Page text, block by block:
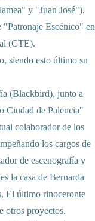
y "Juan José").
"Patronaje Escénico" en
(CTE).
siendo esto último su
(Blackbird), junto a
Ciudad de Palencia"
colaborador de los
los cargos de
de escenografía y
la casa de Bernarda
El último rinoceronte
otros proyectos.